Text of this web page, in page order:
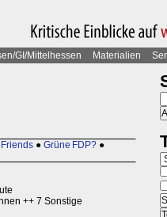
GI/Mittelhessen Materialien
Friends ● Grüne FDP? ●
++ 7 Sonstige